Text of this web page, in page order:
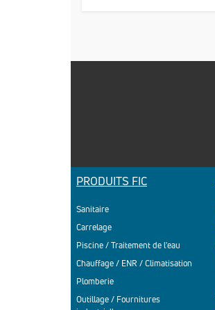
PRODUITS FIC
Sanitaire
Carrelage
Piscine / Traitement de l'eau
Chauffage / ENR / Climatisation
Plomberie
Outillage / Fournitures